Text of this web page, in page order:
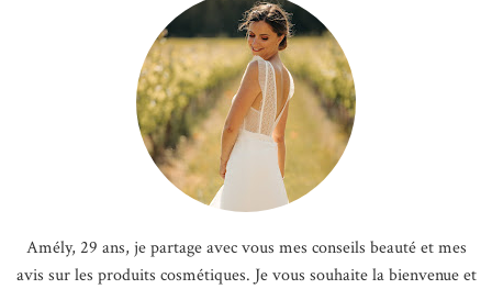
Amély, 29 ans, je partage avec vous mes conseils beauté et mes
avis sur les produits cosmétiques. Je vous souhaite la bienvenue et